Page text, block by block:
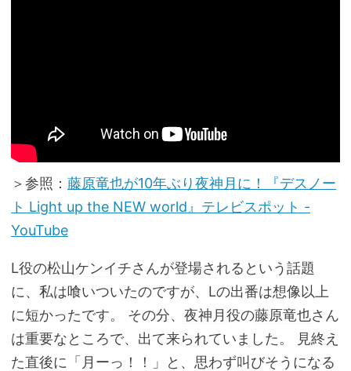
＞参照： 藤原竜也が10年ぶり夜神月に！『デスノー
ト Light up the NEW world』テレビスポット -
YouTube
L役の松山ケンイチさんが登場されるという話題
に、私は喰いついたのですが、Lの出番は想像以上
に短かったです。 その分、 夜神月役の藤原竜也さん
は重要なところで、出て来られていました。 見終え
た直後に「月ーっ！！」と、思わず叫びそうになる